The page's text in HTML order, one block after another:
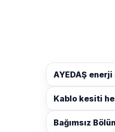
AYEDAŞ enerji
Kablo kesiti
Bağımsız